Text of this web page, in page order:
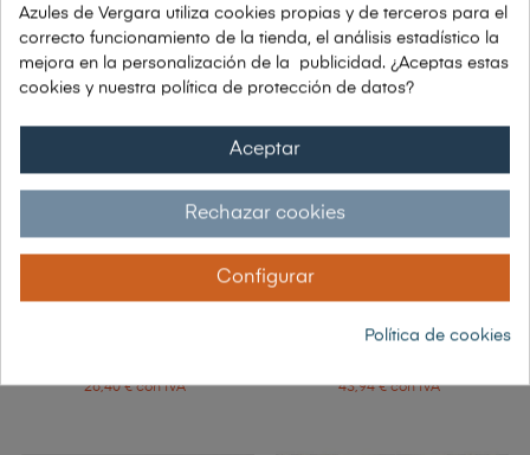
26,40 € con IVA
PACK UNIFORME
43,94 € con IVA
Azules de Vergara utiliza cookies propias y de terceros para el
correcto funcionamiento de la tienda, el análisis estadístico la
mejora en la personalización de la publicidad. ¿Aceptas estas
cookies y nuestra política de protección de datos?
Aceptar
Rechazar cookies
Configurar
Política de cookies